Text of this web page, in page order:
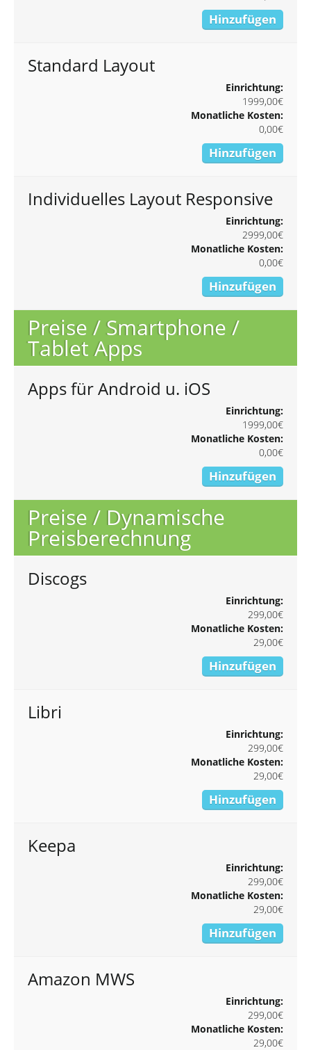
Hinzufügen
Standard Layout
Einrichtung:
1999,00€
Monatliche Kosten:
0,00€
Hinzufügen
Individuelles Layout Responsive
Einrichtung:
2999,00€
Monatliche Kosten:
0,00€
Hinzufügen
Preise / Smartphone /
Tablet Apps
Apps für Android u. iOS
Einrichtung:
1999,00€
Monatliche Kosten:
0,00€
Hinzufügen
Preise / Dynamische
Preisberechnung
Discogs
Einrichtung:
299,00€
Monatliche Kosten:
29,00€
Hinzufügen
Libri
Einrichtung:
299,00€
Monatliche Kosten:
29,00€
Hinzufügen
Keepa
Einrichtung:
299,00€
Monatliche Kosten:
29,00€
Hinzufügen
Amazon MWS
Einrichtung:
299,00€
Monatliche Kosten:
29,00€